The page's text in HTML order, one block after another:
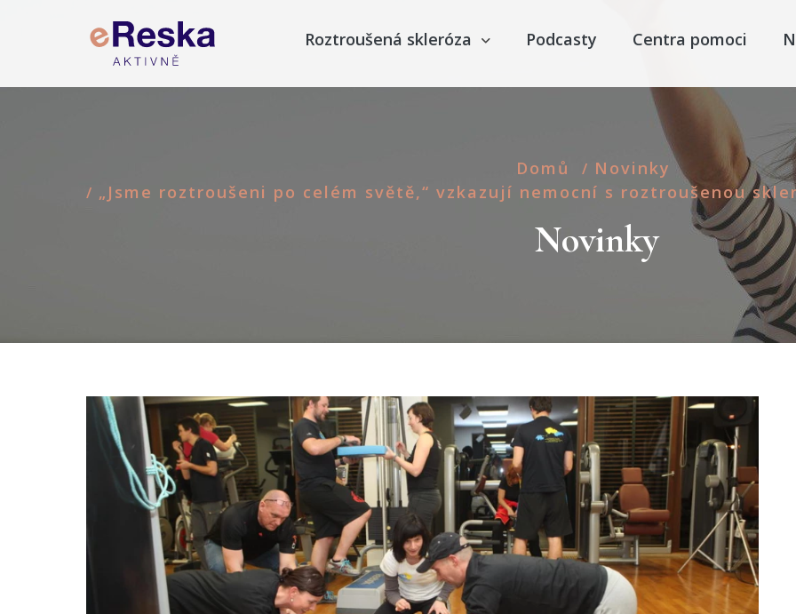
Roztroušená skleróza Podcasty Centra pomoci
Domů / Novinky
/ „Jsme roztroušeni po celém světě,“ vzkazují nemocní s roztroušenou
Novinky